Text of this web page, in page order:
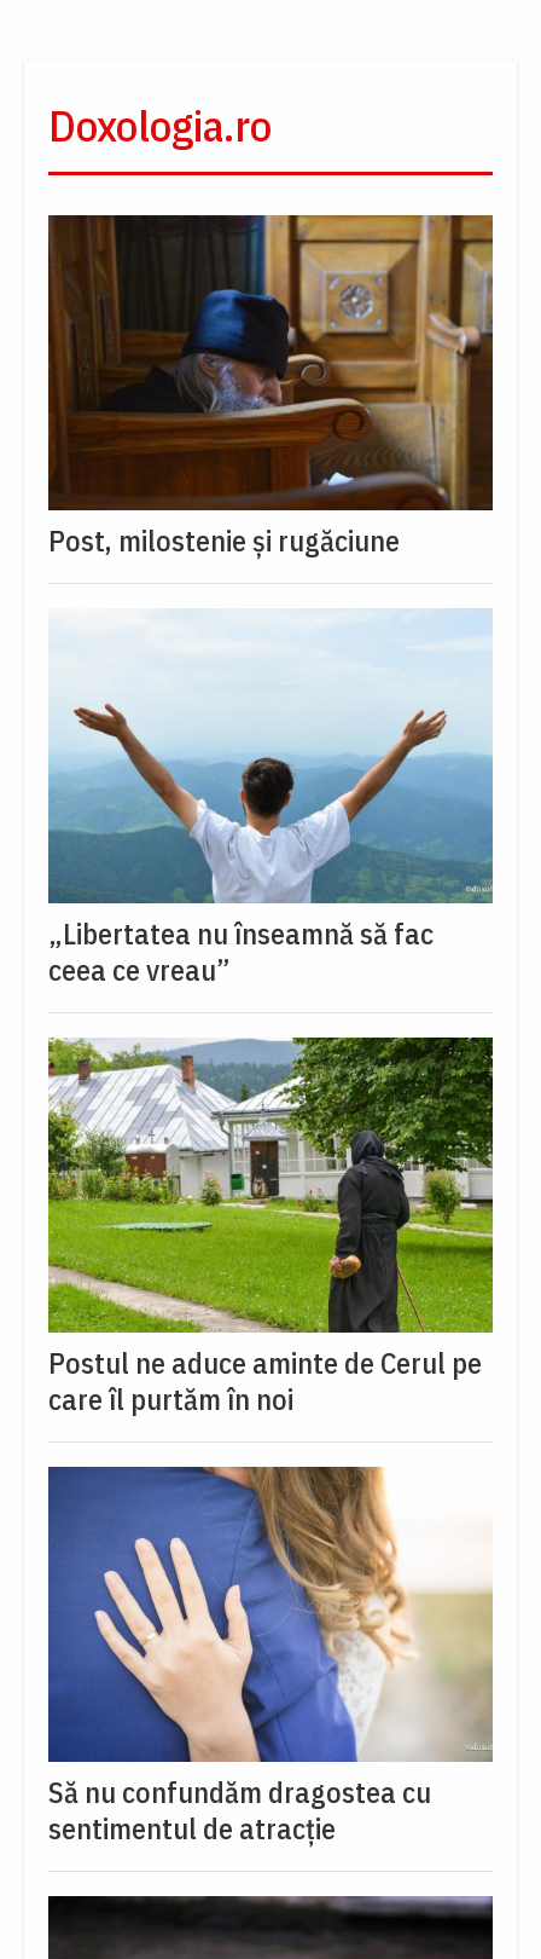
Doxologia.ro
Post, milostenie și rugăciune
„Libertatea nu înseamnă să fac
ceea ce vreau”
Postul ne aduce aminte de Cerul pe
care îl purtăm în noi
Să nu confundăm dragostea cu
sentimentul de atracție